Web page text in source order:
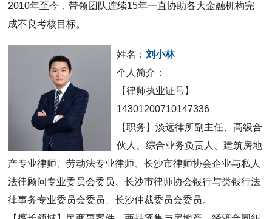
2010年至今，带领团队连续15年一直协助各大金融机构完
成不良考核目标。
姓名： 刘小林
个人简介：
【律师执业证号】
14301200710147336
【职务】淡远律所副主任、高级合
伙人、综合业务负责人、建筑房地
产专业律师、劳动法专业律师、长沙市律师协会企业与私人
法律顾问专业委员会委员、长沙市律师协会银行与类银行法
律事务专业委员会委员、长沙仲裁委员会委员。